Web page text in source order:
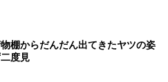
棚からだんだん出てきたヤツの姿
度見